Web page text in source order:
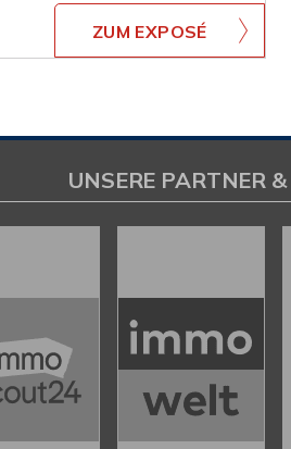
ZUM EXPOSÉ
UNSERE PARTNER